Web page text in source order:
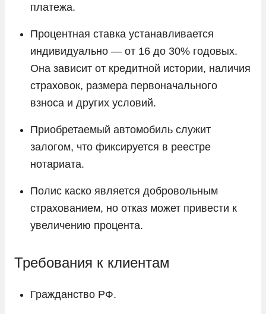
платежа.
Процентная ставка устанавливается
индивидуально — от 16 до 30% годовых.
Она зависит от кредитной истории, наличия
страховок, размера первоначального
взноса и других условий.
Приобретаемый автомобиль служит
залогом, что фиксируется в реестре
нотариата.
Полис каско является добровольным
страхованием, но отказ может привести к
увеличению процента.
Требования к клиентам
Гражданство РФ.